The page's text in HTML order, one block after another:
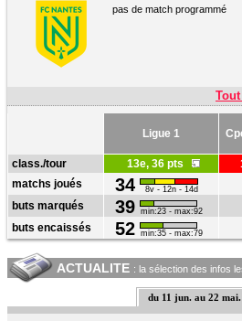
pas de match programmé
Ligue 1
class./tour 13e, 36 pts
matchs joués
34 8v - 12n - 14d
buts marqués
39 min:23 - max:92
buts encaissés
52 min:35 - max:79
ACTUALITE : la sélection des infos
du 11 jun. au 22 mai.